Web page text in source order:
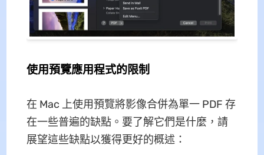
使用預覽應用程式的限制
在 Mac 上使用預覽將影像合併為單一 PDF 存
在一些普遍的缺點。要了解它們是什麼，請
展望這些缺點以獲得更好的概述：